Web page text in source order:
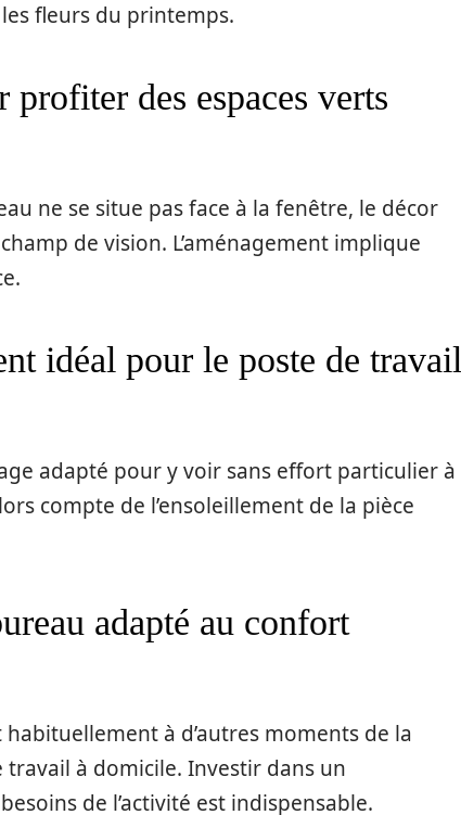
fleurs du printemps.
des espaces verts
ne se situe pas face à la fenêtre, le décor
de vision. L’aménagement implique
idéal pour le poste de travail
adapté pour y voir sans effort particulier à
compte de l’ensoleillement de la pièce
adapté au confort
à d’autres moments de la
à domicile. Investir dans un
de l’activité est indispensable.